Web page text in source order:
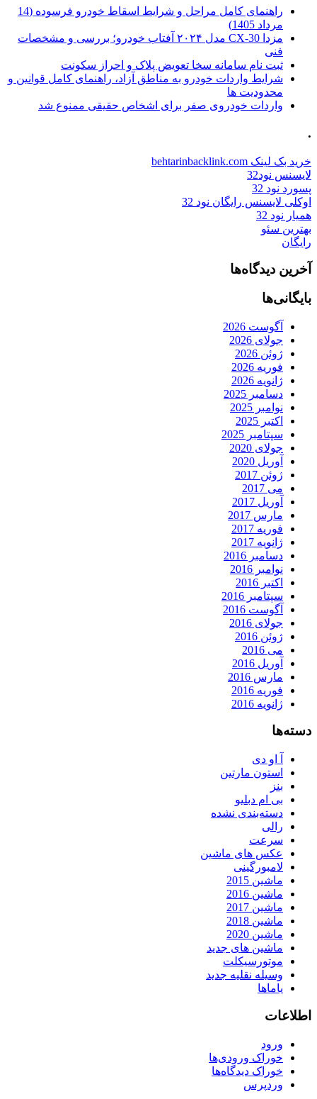
راهنمای کامل مراحل و شرایط اسقاط خودرو فرسوده (14
مرداد 1405)
مزدا CX-30 مدل ۲۰۲۴ آفتاب خودرو؛ بررسی و مشخصات
فنی
ثبت نام سامانه سخا تعویض پلاک و احراز سکونت
شرایط واردات خودرو به مناطق آزاد، راهنمای کامل قوانین و
محدودیت ها
واردات خودروی صفر برای اشخاص حقیقی ممنوع شد
.
خرید بک لینک behtarinbacklink.com
لایسنس نود32
پسورد نود 32
اوکلی لایسنس رایگان نود 32
همیار نود 32
بهترین سئو
رایگان
آخرین دیدگاه‌ها
بایگانی‌ها
آگوست 2026
جولای 2026
ژوئن 2026
فوریه 2026
ژانویه 2026
دسامبر 2025
نوامبر 2025
اکتبر 2025
سپتامبر 2025
جولای 2020
آوریل 2020
ژوئن 2017
می 2017
آوریل 2017
مارس 2017
فوریه 2017
ژانویه 2017
دسامبر 2016
نوامبر 2016
اکتبر 2016
سپتامبر 2016
آگوست 2016
جولای 2016
ژوئن 2016
می 2016
آوریل 2016
مارس 2016
فوریه 2016
ژانویه 2016
دسته‌ها
آ او دی
استون مارتین
بنز
بی ام دبلیو
دسته‌بندی نشده
رالی
سرعت
عکس های ماشین
لامبورگینی
ماشین 2015
ماشین 2016
ماشین 2017
ماشین 2018
ماشین 2020
ماشین های جدید
موتورسیکلت
وسیله نقلیه جدید
یاماها
اطلاعات
ورود
خوراک ورودی‌ها
خوراک دیدگاه‌ها
وردپرس